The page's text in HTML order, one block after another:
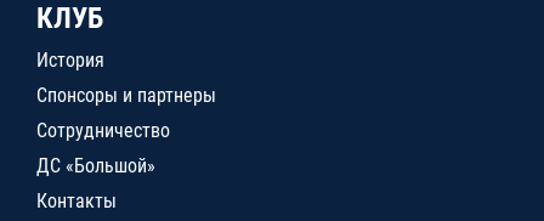
КЛУБ
История
Спонсоры и партнеры
Сотрудничество
ДС «Большой»
Контакты